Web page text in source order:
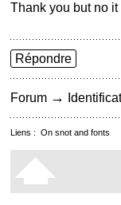
Thank you but no
Répondre
Forum →
Liens : On snot and fonts